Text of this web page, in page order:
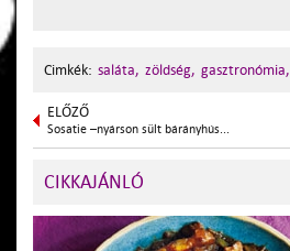
Cimkék: saláta, zöldség, gasztronómia,
ELŐZŐ
Sosatie –nyárson sült bárányhús...
CIKKAJÁNLÓ